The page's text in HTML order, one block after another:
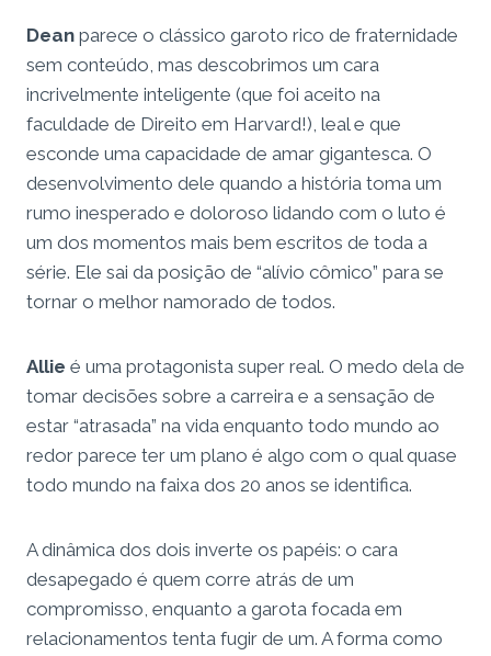
Dean parece o clássico garoto rico de fraternidade
sem conteúdo, mas descobrimos um cara
incrivelmente inteligente (que foi aceito na
faculdade de Direito em Harvard!), leal e que
esconde uma capacidade de amar gigantesca. O
desenvolvimento dele quando a história toma um
rumo inesperado e doloroso lidando com o luto é
um dos momentos mais bem escritos de toda a
série. Ele sai da posição de “alívio cômico” para se
tornar o melhor namorado de todos.
Allie é uma protagonista super real. O medo dela de
tomar decisões sobre a carreira e a sensação de
estar “atrasada” na vida enquanto todo mundo ao
redor parece ter um plano é algo com o qual quase
todo mundo na faixa dos 20 anos se identifica.
A dinâmica dos dois inverte os papéis: o cara
desapegado é quem corre atrás de um
compromisso, enquanto a garota focada em
relacionamentos tenta fugir de um. A forma como